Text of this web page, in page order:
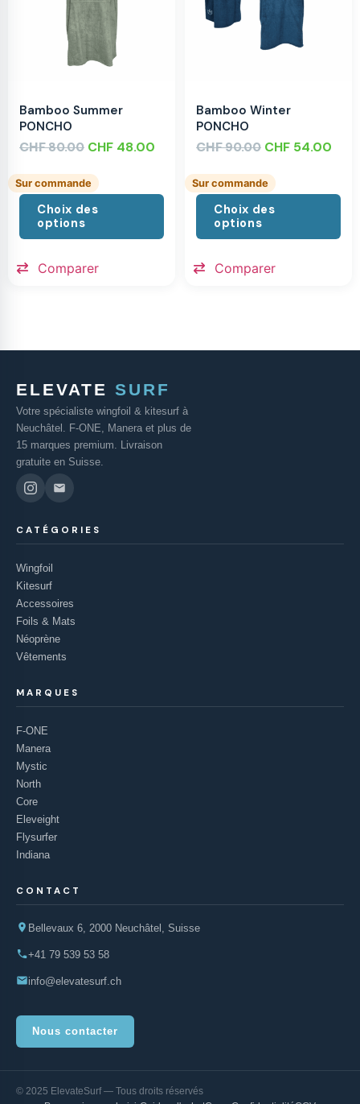
Bamboo Summer
PONCHO
CHF80.00 CHF 48.00
Sur commande
Choix des
options
Comparer
Bamboo Winter
PONCHO
CHF90.00 CHF 54.00
Sur commande
Choix des
options
Comparer
ELEVATE SURF
Votre spécialiste wingfoil & kitesurf à
Neuchâtel. F-ONE, Manera et plus de
15 marques premium. Livraison
gratuite en Suisse.
CATÉGORIES
Wingfoil
Kitesurf
Accessoires
Foils & Mats
Néoprène
Vêtements
MARQUES
F-ONE
Manera
Mystic
North
Core
Eleveight
Flysurfer
Indiana
CONTACT
Bellevaux 6, 2000 Neuchâtel, Suisse
+41 79 539 53 58
info@elevatesurf.ch
Nous contacter
© 2025 ElevateSurf — Tous droits réservés